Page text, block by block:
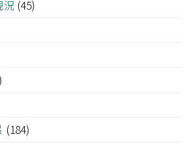
況 (45)
(184)